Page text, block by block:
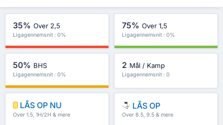
35% Over 2,5
Ligagennemsnit : 0%
75% Over 1,5
Ligagennemsnit : 0%
50% BHS
Ligagennemsnit : 0%
2 Mål / Kamp
Ligagennemsnit : 0
LÅS OP NU
Over 1.5, 1H/2H & mere
LÅS OP
Over 8.5, 9.5 & mere